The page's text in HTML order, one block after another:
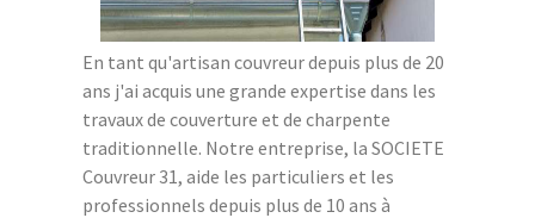
En tant qu'artisan couvreur depuis plus de 20
ans j'ai acquis une grande expertise dans les
travaux de couverture et de charpente
traditionnelle. Notre entreprise, la SOCIETE
Couvreur 31, aide les particuliers et les
professionnels depuis plus de 10 ans à